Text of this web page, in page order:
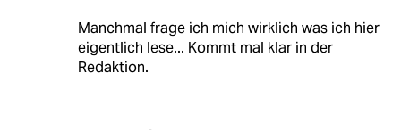
Manchmal frage ich mich wirklich was ich hier
eigentlich lese... Kommt mal klar in der
Redaktion.